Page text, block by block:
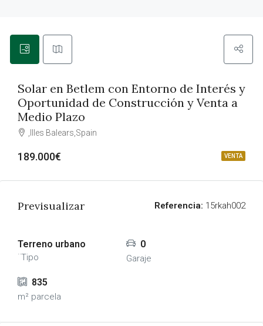
VENTA
Solar en Betlem con Entorno de Interés y
Oportunidad de Construcción y Venta a
Medio Plazo
,Illes Balears,Spain
189.000€
Previsualizar Referencia: 15rkah002
Terreno urbano
¨Tipo
0
Garaje
835
m² parcela